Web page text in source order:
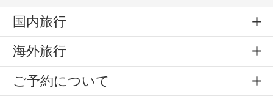
国内旅行
海外旅行
ご予約について